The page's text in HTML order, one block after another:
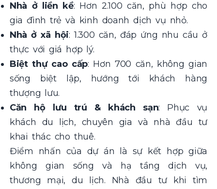
Nhà ở liền kề: Hơn 2.100 căn, phù hợp cho
gia đình trẻ và kinh doanh dịch vụ nhỏ.
Nhà ở xã hội: 1.300 căn, đáp ứng nhu cầu ở
thực với giá hợp lý.
Biệt thự cao cấp: Hơn 700 căn, không gian
sống biệt lập, hướng tới khách hàng
thượng lưu.
Căn hộ lưu trú & khách sạn: Phục vụ
khách du lịch, chuyên gia và nhà đầu tư
khai thác cho thuê.
Điểm nhấn của dự án là sự kết hợp giữa
không gian sống và hạ tầng dịch vụ,
thương mại, du lịch. Nhà đầu tư khi tìm